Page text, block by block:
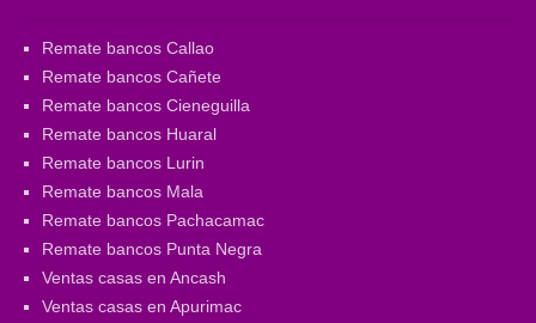
Remate bancos Callao
Remate bancos Cañete
Remate bancos Cieneguilla
Remate bancos Huaral
Remate bancos Lurin
Remate bancos Mala
Remate bancos Pachacamac
Remate bancos Punta Negra
Ventas casas en Ancash
Ventas casas en Apurimac